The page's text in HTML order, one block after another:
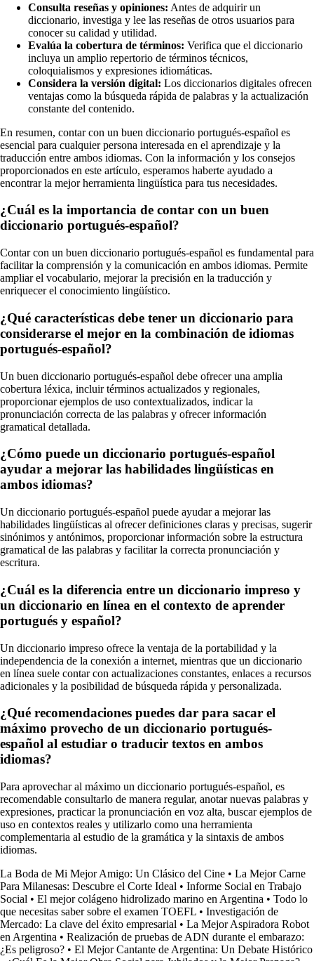
Consulta reseñas y opiniones: Antes de adquirir un
diccionario, investiga y lee las reseñas de otros usuarios para
conocer su calidad y utilidad.
Evalúa la cobertura de términos: Verifica que el diccionario
incluya un amplio repertorio de términos técnicos,
coloquialismos y expresiones idiomáticas.
Considera la versión digital: Los diccionarios digitales ofrecen
ventajas como la búsqueda rápida de palabras y la actualización
constante del contenido.
En resumen, contar con un buen diccionario portugués-español es
esencial para cualquier persona interesada en el aprendizaje y la
traducción entre ambos idiomas. Con la información y los consejos
proporcionados en este artículo, esperamos haberte ayudado a
encontrar la mejor herramienta lingüística para tus necesidades.
¿Cuál es la importancia de contar con un buen
diccionario portugués-español?
Contar con un buen diccionario portugués-español es fundamental para
facilitar la comprensión y la comunicación en ambos idiomas. Permite
ampliar el vocabulario, mejorar la precisión en la traducción y
enriquecer el conocimiento lingüístico.
¿Qué características debe tener un diccionario para
considerarse el mejor en la combinación de idiomas
portugués-español?
Un buen diccionario portugués-español debe ofrecer una amplia
cobertura léxica, incluir términos actualizados y regionales,
proporcionar ejemplos de uso contextualizados, indicar la
pronunciación correcta de las palabras y ofrecer información
gramatical detallada.
¿Cómo puede un diccionario portugués-español
ayudar a mejorar las habilidades lingüísticas en
ambos idiomas?
Un diccionario portugués-español puede ayudar a mejorar las
habilidades lingüísticas al ofrecer definiciones claras y precisas, sugerir
sinónimos y antónimos, proporcionar información sobre la estructura
gramatical de las palabras y facilitar la correcta pronunciación y
escritura.
¿Cuál es la diferencia entre un diccionario impreso y
un diccionario en línea en el contexto de aprender
portugués y español?
Un diccionario impreso ofrece la ventaja de la portabilidad y la
independencia de la conexión a internet, mientras que un diccionario
en línea suele contar con actualizaciones constantes, enlaces a recursos
adicionales y la posibilidad de búsqueda rápida y personalizada.
¿Qué recomendaciones puedes dar para sacar el
máximo provecho de un diccionario portugués-
español al estudiar o traducir textos en ambos
idiomas?
Para aprovechar al máximo un diccionario portugués-español, es
recomendable consultarlo de manera regular, anotar nuevas palabras y
expresiones, practicar la pronunciación en voz alta, buscar ejemplos de
uso en contextos reales y utilizarlo como una herramienta
complementaria al estudio de la gramática y la sintaxis de ambos
idiomas.
La Boda de Mi Mejor Amigo: Un Clásico del Cine • La Mejor Carne
Para Milanesas: Descubre el Corte Ideal • Informe Social en Trabajo
Social • El mejor colágeno hidrolizado marino en Argentina • Todo lo
que necesitas saber sobre el examen TOEFL • Investigación de
Mercado: La clave del éxito empresarial • La Mejor Aspiradora Robot
en Argentina • Realización de pruebas de ADN durante el embarazo:
¿Es peligroso? • El Mejor Cantante de Argentina: Un Debate Histórico